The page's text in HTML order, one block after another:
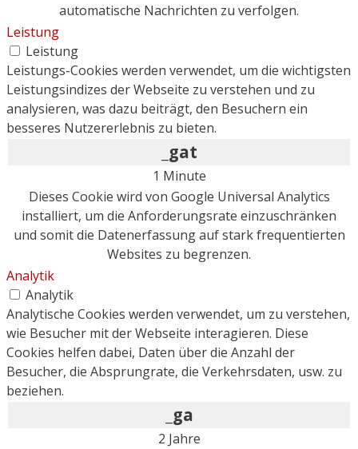
automatische Nachrichten zu verfolgen.
Leistung
Leistung
Leistungs-Cookies werden verwendet, um die wichtigsten
Leistungsindizes der Webseite zu verstehen und zu
analysieren, was dazu beiträgt, den Besuchern ein
besseres Nutzererlebnis zu bieten.
_gat
1 Minute
Dieses Cookie wird von Google Universal Analytics
installiert, um die Anforderungsrate einzuschränken
und somit die Datenerfassung auf stark frequentierten
Websites zu begrenzen.
Analytik
Analytik
Analytische Cookies werden verwendet, um zu verstehen,
wie Besucher mit der Webseite interagieren. Diese
Cookies helfen dabei, Daten über die Anzahl der
Besucher, die Absprungrate, die Verkehrsdaten, usw. zu
beziehen.
_ga
2 Jahre